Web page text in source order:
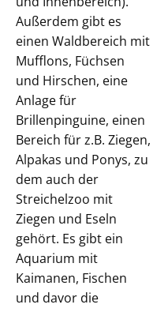
Außerdem gibt es
einen Waldbereich mit
Mufflons, Füchsen
und Hirschen, eine
Anlage für
Brillenpinguine, einen
Bereich für z.B. Ziegen,
Alpakas und Ponys, zu
dem auch der
Streichelzoo mit
Ziegen und Eseln
gehört. Es gibt ein
Aquarium mit
Kaimanen, Fischen
und davor die